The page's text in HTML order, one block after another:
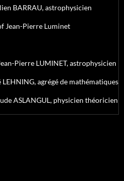
BARRAU, astrophysicien
Jean-Pierre Luminet
Pierre LUMINET, astrophysicien
agrégé de mathématiques
ASLANGUL, physicien théoricien